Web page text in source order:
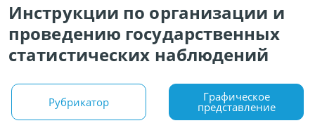
Инструкции по организации и
проведению государственных
статистических наблюдений
Рубрикатор Графическое
представление